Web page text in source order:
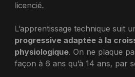
licencié.
L’apprentissage technique suit
progressive adaptée à la
physiologique. On ne plaque
façon à 6 ans qu’à 14 ans, par